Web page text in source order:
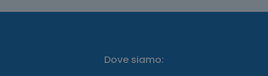
Dove siamo: